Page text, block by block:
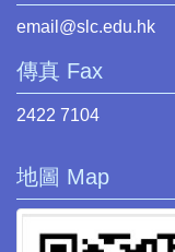
email@slc.edu.hk
傳真 Fax
2422 7104
地圖 Map